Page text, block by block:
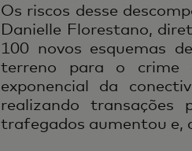
Os riscos desse
Danielle Florestano,
100 novos esquemas
terreno para o crime
exponencial da
realizando
trafegados aumentou e,